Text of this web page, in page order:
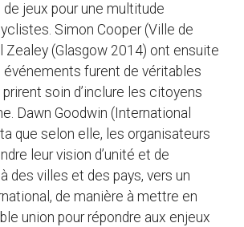
de jeux pour une multitude
Simon Cooper (Ville de
Zealey (Glasgow 2014) ont ensuite
événements furent de véritables
soin d’inclure les citoyens
Dawn Goodwin (International
que selon elle, les organisateurs
leur vision d’unité et de
des villes et des pays, vers un
de manière à mettre en
union pour répondre aux enjeux